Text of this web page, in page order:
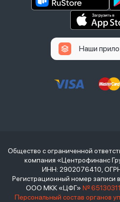
Наши
Общество с ограниченной
компания «Центрофинанс
ИНН: 2902076410,
Регистрационный номер записи
ООО МКК «ЦФГ» №
Персональный состав органов